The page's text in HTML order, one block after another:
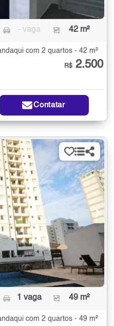
- vaga 42 m²
com 2 quartos - 42 m²
R$ 2.500
Contatar
1 vaga 49 m²
com 2 quartos - 49 m²